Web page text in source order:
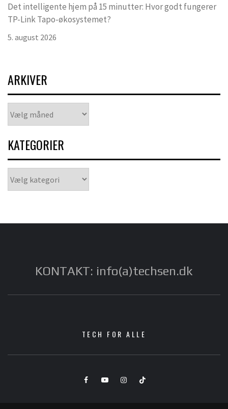
Det intelligente hjem på 15 minutter: Hvor godt fungerer
TP-Link Tapo-økosystemet?
5. august 2026
ARKIVER
KATEGORIER
KONTAKT: info(a)techsen.dk
TECH FOR ALLE
FacebookYouTubeInstagramTikTok